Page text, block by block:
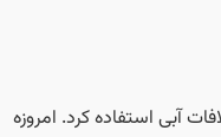
آبی استفاده کرد. امروزه